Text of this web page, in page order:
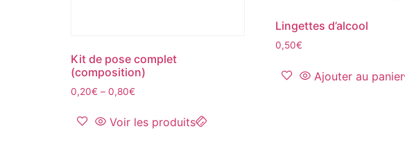
Kit de pose complet
(composition)
0,20€ – 0,80€
Voir les produits
Lingettes d’alcool
0,50€
Ajouter au panier